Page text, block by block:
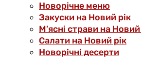
Новорічне меню
Закуски на Новий рік
М’ясні страви на Новий
Салати на Новий рік
Новорічні десерти